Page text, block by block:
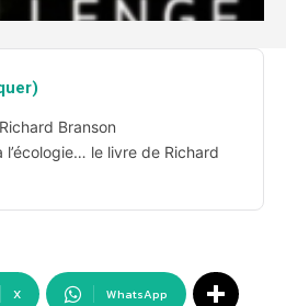
Branson
l’écologie… le livre de Richard
X WhatsApp